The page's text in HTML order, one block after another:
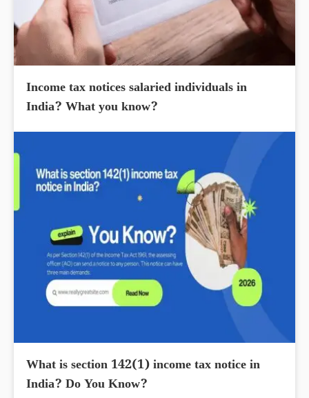
Income tax notices salaried individuals in
India? What you know?
What is section 142(1) income tax notice in
India? Do You Know?